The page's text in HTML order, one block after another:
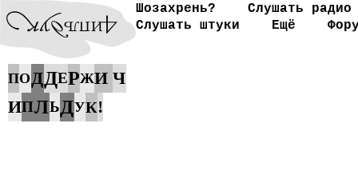
Шозахрень?
Слушать радио
Слушать штуки
Ещё
ПОДДЕРЖИ Ч
ИПЛЬДУК!